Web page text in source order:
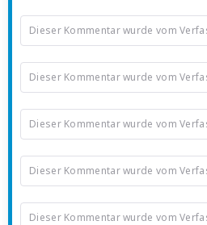
Dieser Kommentar wurde vom
Dieser Kommentar wurde vom
Dieser Kommentar wurde vom
Dieser Kommentar wurde vom
Dieser Kommentar wurde vom